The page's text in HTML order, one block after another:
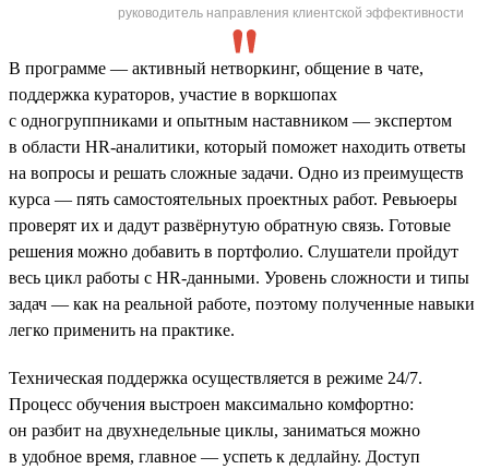
руководитель направления клиентской эффективности
В программе — активный нетворкинг, общение в чате,
поддержка кураторов, участие в воркшопах
с одногруппниками и опытным наставником — экспертом
в области HR-аналитики, который поможет находить ответы
на вопросы и решать сложные задачи. Одно из преимуществ
курса — пять самостоятельных проектных работ. Ревьюеры
проверят их и дадут развёрнутую обратную связь. Готовые
решения можно добавить в портфолио. Слушатели пройдут
весь цикл работы с HR-данными. Уровень сложности и типы
задач — как на реальной работе, поэтому полученные навыки
легко применить на практике.
Техническая поддержка осуществляется в режиме 24/7.
Процесс обучения выстроен максимально комфортно:
он разбит на двухнедельные циклы, заниматься можно
в удобное время, главное — успеть к дедлайну. Доступ